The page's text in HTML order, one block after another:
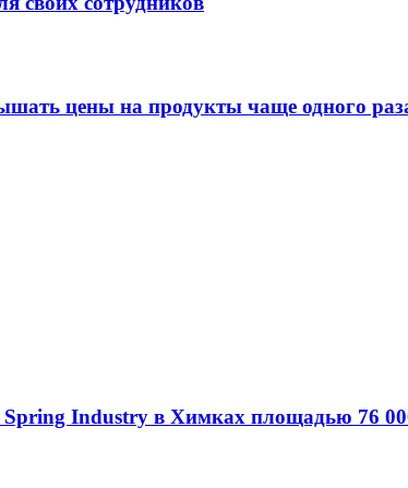
цены на продукты чаще одного
Spring Industry в Химках площадью 76